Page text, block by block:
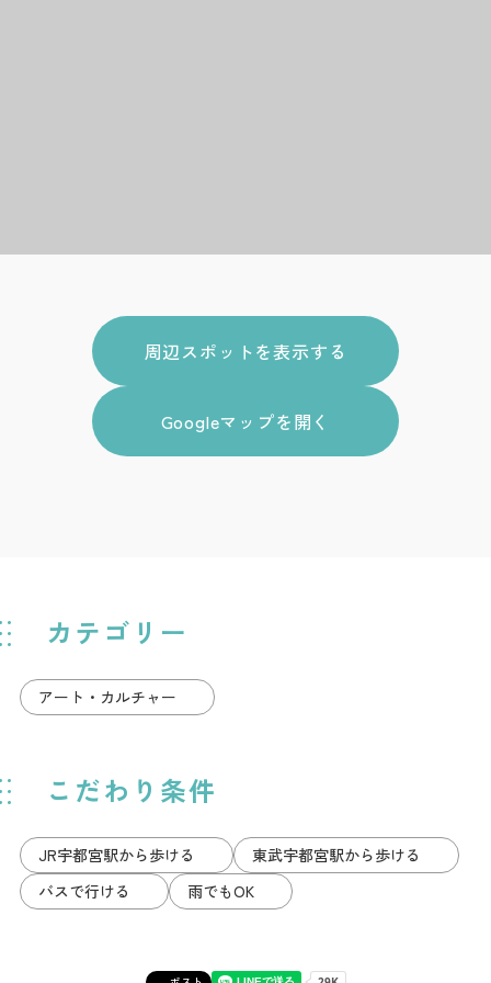
カテゴリー
アート・カルチャー
こだわり条件
JR宇都宮駅から歩ける
東武宇都宮駅から歩ける
バスで行ける
雨でもOK
周辺スポットを表示する
Googleマップを開く